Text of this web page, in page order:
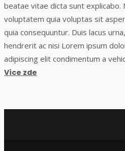
beatae vitae dicta sunt explicabo.
voluptatem quia voluptas sit
quia consequuntur. Duis lacus
hendrerit ac nisi Lorem ipsum
adipiscing elit condimentum a
Více zde